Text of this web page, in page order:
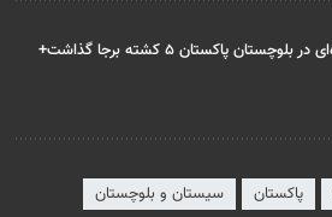
انفجار بمب کنار جاده‌ای در بلوچستان پاکستان ۵ کشته برجا گذاشت+
پاکستان سیستان و بلوچستان